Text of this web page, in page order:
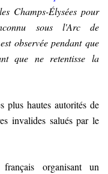
Champs-Élysées pour
sous l'Arc de
observée pendant que
que ne retentisse la
plus hautes autorités de
invalides salués par le
organisant un